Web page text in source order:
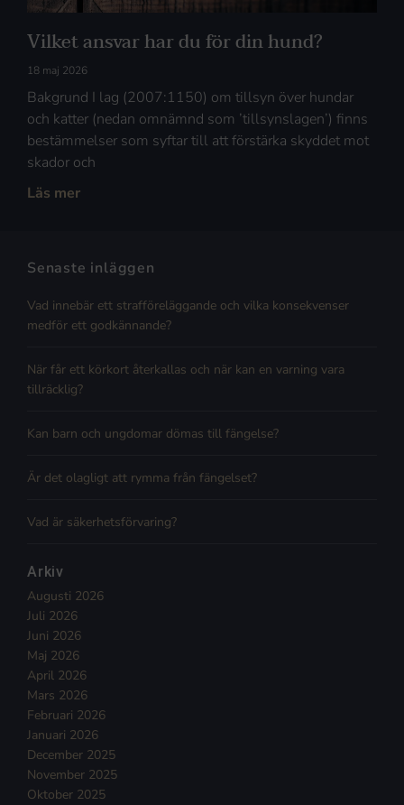
Vilket ansvar har du för din hund?
18 maj 2026
Bakgrund I lag (2007:1150) om tillsyn över hundar
och katter (nedan omnämnd som ’tillsynslagen’) finns
bestämmelser som syftar till att förstärka skyddet mot
skador och
Läs mer
Senaste inläggen
Vad innebär ett strafföreläggande och vilka konsekvenser
medför ett godkännande?
När får ett körkort återkallas och när kan en varning vara
tillräcklig?
Kan barn och ungdomar dömas till fängelse?
Är det olagligt att rymma från fängelset?
Vad är säkerhetsförvaring?
Arkiv
Augusti 2026
Juli 2026
Juni 2026
Maj 2026
April 2026
Mars 2026
Februari 2026
Januari 2026
December 2025
November 2025
Oktober 2025